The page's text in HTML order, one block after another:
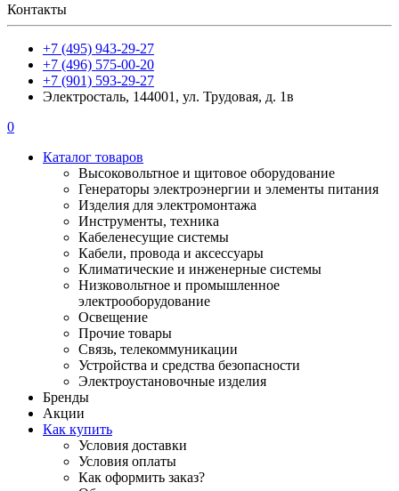
Контакты
+7 (495) 943-29-27
+7 (496) 575-00-20
+7 (901) 593-29-27
Электросталь, 144001, ул. Трудовая, д. 1в
0
Каталог товаров
Высоковольтное и щитовое оборудование
Генераторы электроэнергии и элементы питания
Изделия для электромонтажа
Инструменты, техника
Кабеленесущие системы
Кабели, провода и аксессуары
Климатические и инженерные системы
Низковольтное и промышленное
электрооборудование
Освещение
Прочие товары
Связь, телекоммуникации
Устройства и средства безопасности
Электроустановочные изделия
Бренды
Акции
Как купить
Условия доставки
Условия оплаты
Как оформить заказ?